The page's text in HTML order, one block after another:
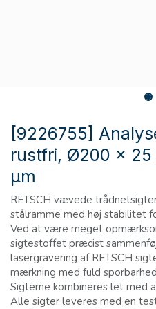
[9226755]
rustfri, Ø200 x
µm
RETSCH vævede
stålramme med høj stabilitet
Ved at være meget
sigtestoffet præcist
lasergravering af RETSCH
mærkning med fuld
Sigterne kombineres let med
Alle sigter leveres med en